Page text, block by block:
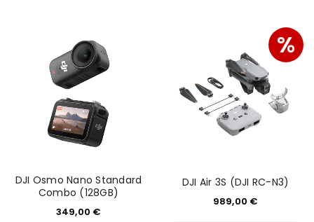
DJI Osmo Nano Standard
Combo (128GB)
349,00 €
%
DJI Air 3S (DJI RC-N3)
989,00 €